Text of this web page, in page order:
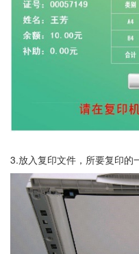
3.放入复印文件，所要复印的